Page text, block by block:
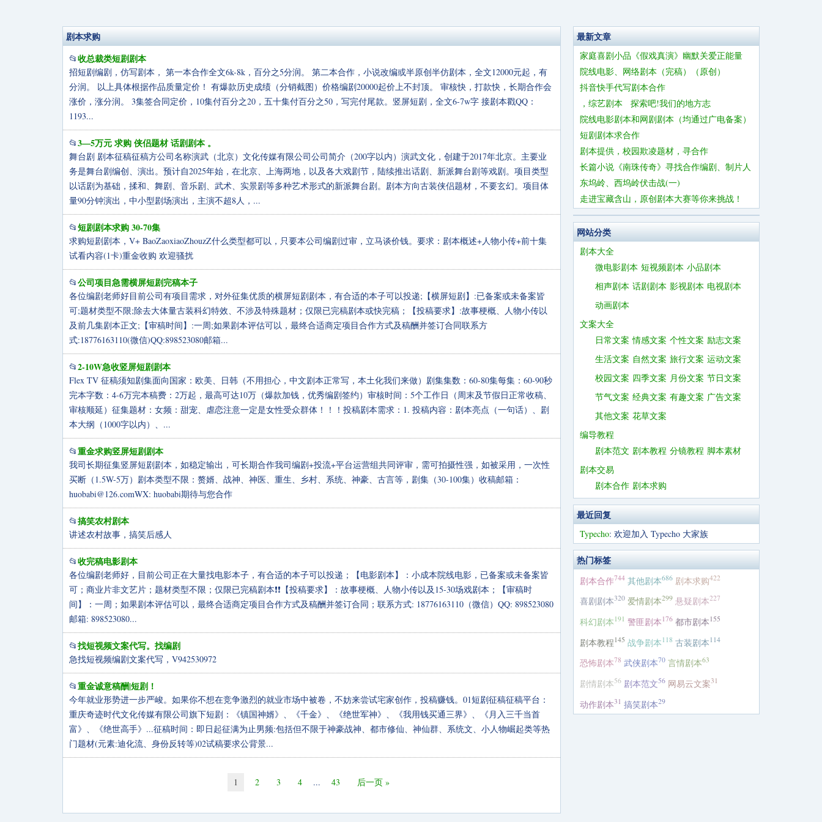
剧本求购
📂收总裁类短剧剧本
招短剧编剧，仿写剧本， 第一本合作全文6k-8k，百分之5分润。 第二本合作，小说改编或半原创半仿剧本，全文12000元起，有
分润。 以上具体根据作品质量定价！ 有爆款历史成绩（分销截图）价格编剧20000起价上不封顶。 审核快，打款快，长期合作会
涨价，涨分润。 3集签合同定价，10集付百分之20，五十集付百分之50，写完付尾款。竖屏短剧，全文6-7w字 接剧本戳QQ：
1193...
📂3—5万元 求购 侠侣题材 话剧剧本 。
舞台剧 剧本征稿征稿方公司名称演武（北京）文化传媒有限公司公司简介（200字以内）演武文化，创建于2017年北京。主要业
务是舞台剧编创、演出。预计自2025年始，在北京、上海两地，以及各大戏剧节，陆续推出话剧、新派舞台剧等戏剧。项目类型
以话剧为基础，揉和、舞剧、音乐剧、武术、实景剧等多种艺术形式的新派舞台剧。剧本方向古装侠侣题材，不要玄幻。项目体
量90分钟演出，中小型剧场演出，主演不超8人，...
📂短剧剧本求购 30-70集
求购短剧剧本，V+ BaoZaoxiaoZhouzZ什么类型都可以，只要本公司编剧过审，立马谈价钱。要求：剧本概述+人物小传+前十集
试看内容(1卡)重金收购 欢迎骚扰
📂公司项目急需横屏短剧完稿本子
各位编剧老师好目前公司有项目需求，对外征集优质的横屏短剧剧本，有合适的本子可以投递;【横屏短剧】:已备案或未备案皆
可;题材类型不限;除去大体量古装科幻特效、不涉及特殊题材；仅限已完稿剧本或快完稿；【投稿要求】:故事梗概、人物小传以
及前几集剧本正文;【审稿时间】:一周;如果剧本评估可以，最终合适商定项目合作方式及稿酬并签订合同联系方
式:18776163110(微信)QQ:898523080邮箱...
📂2-10W急收竖屏短剧剧本
Flex TV 征稿须知剧集面向国家：欧美、日韩（不用担心，中文剧本正常写，本土化我们来做）剧集集数：60-80集每集：60-90秒
完本字数：4-6万完本稿费：2万起，最高可达10万（爆款加钱，优秀编剧签约）审核时间：5个工作日（周末及节假日正常收稿、
审核顺延）征集题材：女频：甜宠、虐恋注意一定是女性受众群体！！！投稿剧本需求：1. 投稿内容：剧本亮点（一句话）、剧
本大纲（1000字以内）、...
📂重金求购竖屏短剧剧本
我司长期征集竖屏短剧剧本，如稳定输出，可长期合作我司编剧+投流+平台运营组共同评审，需可拍摄性强，如被采用，一次性
买断（1.5W-5万）剧本类型不限：赘婿、战神、神医、重生、乡村、系统、神豪、古言等，剧集（30-100集）收稿邮箱：
huobabi@126.comWX: huobabi期待与您合作
📂搞笑农村剧本
讲述农村故事，搞笑后感人
📂收完稿电影剧本
各位编剧老师好，目前公司正在大量找电影本子，有合适的本子可以投递；【电影剧本】：小成本院线电影，已备案或未备案皆
可；商业片非文艺片；题材类型不限；仅限已完稿剧本❗❗【投稿要求】：故事梗概、人物小传以及15-30场戏剧本；【审稿时
间】：一周；如果剧本评估可以，最终合适商定项目合作方式及稿酬并签订合同；联系方式: 18776163110（微信）QQ: 898523080
邮箱: 898523080...
📂找短视频文案代写。找编剧
急找短视频编剧文案代写，V942530972
📂重金诚意稿酬|短剧！
今年就业形势进一步严峻。如果你不想在竞争激烈的就业市场中被卷，不妨来尝试宅家创作，投稿赚钱。01短剧征稿征稿平台：
重庆奇迹时代文化传媒有限公司旗下短剧：《镇国神婿》、《千金》、《绝世军神》、《我用钱买通三界》、《月入三千当首
富》、《绝世高手》...征稿时间：即日起征满为止男频:包括但不限于神豪战神、都市修仙、神仙群、系统文、小人物崛起类等热
门题材(元素:迪化流、身份反转等)02试稿要求公背景...
1 2 3 4 ... 43 后一页 »
最新文章
家庭喜剧小品《假戏真演》幽默关爱正能量
院线电影、网络剧本（完稿）（原创）
抖音快手代写剧本合作
，综艺剧本 探索吧!我们的地方志
院线电影剧本和网剧剧本（均通过广电备案）
短剧剧本求合作
剧本提供，校园欺凌题材，寻合作
长篇小说《南珠传奇》寻找合作编剧、制片人
东坞岭、西坞岭伏击战(一)
走进宝藏含山，原创剧本大赛等你来挑战！
网站分类
剧本大全
微电影剧本 短视频剧本 小品剧本
相声剧本 话剧剧本 影视剧本 电视剧本
动画剧本
文案大全
日常文案 情感文案 个性文案 励志文案
生活文案 自然文案 旅行文案 运动文案
校园文案 四季文案 月份文案 节日文案
节气文案 经典文案 有趣文案 广告文案
其他文案 花草文案
编导教程
剧本范文 剧本教程 分镜教程 脚本素材
剧本交易
剧本合作 剧本求购
最近回复
Typecho: 欢迎加入 Typecho 大家族
热门标签
剧本合作744 其他剧本686 剧本求购422
喜剧剧本320 爱情剧本299 悬疑剧本227
科幻剧本 191 警匪剧本 176 都市剧本 155
剧本教程 145 战争剧本 118 古装剧本 114
恐怖剧本78 武侠剧本70 言情剧本63
剧情剧本56 剧本范文56 网易云文案31
动作剧本31 搞笑剧本29